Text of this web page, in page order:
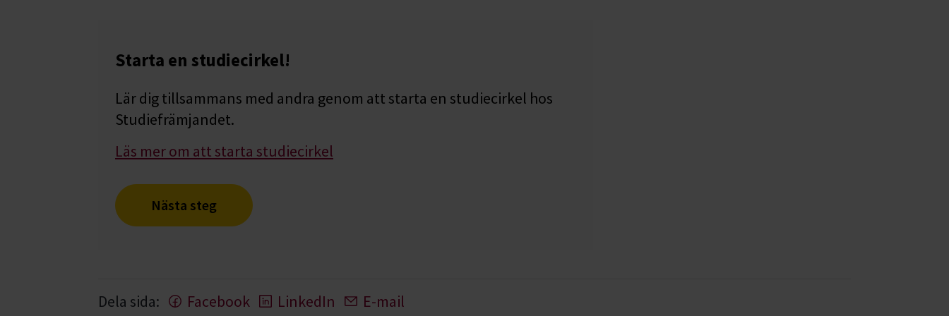
Starta en studiecirkel!
Lär dig tillsammans med andra genom att starta en studiecirkel hos
Studiefrämjandet.
Läs mer om att starta studiecirkel
Nästa steg
Dela sida: Facebook LinkedIn E-mail